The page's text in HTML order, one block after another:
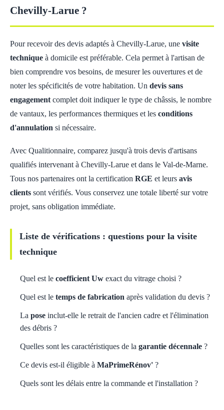
Chevilly-Larue ?
Pour recevoir des devis adaptés à Chevilly-Larue, une visite
technique à domicile est préférable. Cela permet à l'artisan de
bien comprendre vos besoins, de mesurer les ouvertures et de
noter les spécificités de votre habitation. Un devis sans
engagement complet doit indiquer le type de châssis, le nombre
de vantaux, les performances thermiques et les conditions
d'annulation si nécessaire.
Avec Qualitionnaire, comparez jusqu'à trois devis d'artisans
qualifiés intervenant à Chevilly-Larue et dans le Val-de-Marne.
Tous nos partenaires ont la certification RGE et leurs avis
clients sont vérifiés. Vous conservez une totale liberté sur votre
projet, sans obligation immédiate.
Liste de vérifications : questions pour la visite
technique
Quel est le coefficient Uw exact du vitrage choisi ?
Quel est le temps de fabrication après validation du devis ?
La pose inclut-elle le retrait de l'ancien cadre et l'élimination
des débris ?
Quelles sont les caractéristiques de la garantie décennale ?
Ce devis est-il éligible à MaPrimeRénov' ?
Quels sont les délais entre la commande et l'installation ?